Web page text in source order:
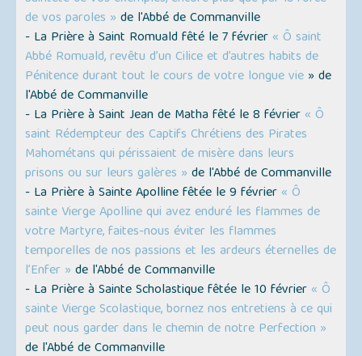
de vos paroles » de l'Abbé de Commanville
- La Prière à Saint Romuald fêté le 7 février « Ô saint
Abbé Romuald, revêtu d’un Cilice et d’autres habits de
Pénitence durant tout le cours de votre longue vie » de
l'Abbé de Commanville
- La Prière à Saint Jean de Matha fêté le 8 février « Ô
saint Rédempteur des Captifs Chrétiens des Pirates
Mahométans qui périssaient de misère dans leurs
prisons ou sur leurs galères » de l'Abbé de Commanville
- La Prière à Sainte Apolline fêtée le 9 février « Ô
sainte Vierge Apolline qui avez enduré les flammes de
votre Martyre, faites-nous éviter les flammes
temporelles de nos passions et les ardeurs éternelles de
l’Enfer » de l'Abbé de Commanville
- La Prière à Sainte Scholastique fêtée le 10 février « Ô
sainte Vierge Scolastique, bornez nos entretiens à ce qui
peut nous garder dans le chemin de notre Perfection »
de l'Abbé de Commanville